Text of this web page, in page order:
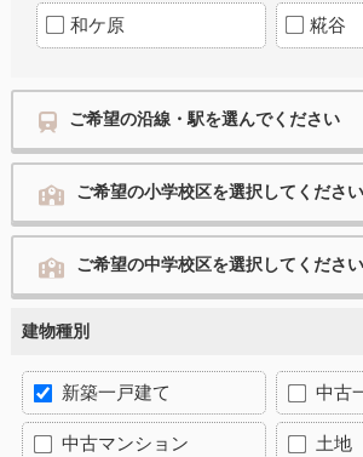
和ケ原 糀谷
ご希望の沿線・駅を選んでください
ご希望の小学校区を選択してください
ご希望の中学校区を選択してください
建物種別
新築一戸建て 中古
中古マンション 土地